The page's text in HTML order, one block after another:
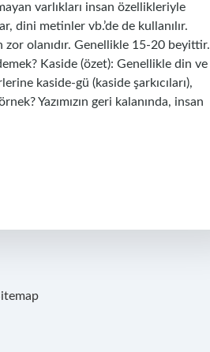
varlıkları insan özellikleriyle
dini metinler vb.’de de kullanılır.
olanıdır. Genellikle 15-20 beyittir.
Kaside (özet): Genellikle din ve
kaside-gü (kaside şarkıcıları),
Yazımızın geri kalanında, insan